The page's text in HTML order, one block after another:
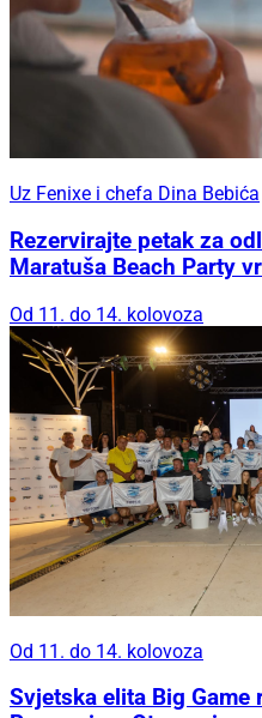
Uz Fenixe i chefa Dina Bebića
Rezervirajte petak za
Maratuša Beach Party
Od 11. do 14. kolovoza
Od 11. do 14. kolovoza
Svjetska elita Big Game